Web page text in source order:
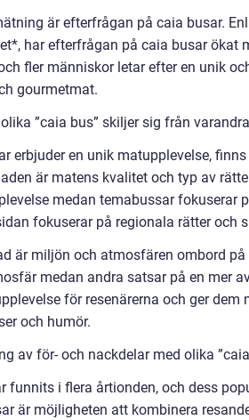
är efterfrågan på caia busar.
har efterfrågan på caia busar ökat
fler människor letar efter en unik
gourmetmat.
”caia bus” skiljer sig från varandra
erbjuder en unik matupplevelse,
är matens kvalitet och typ av
medan temabussar fokuserar
fokuserar på regionala rätter och
är miljön och atmosfären ombord
medan andra satsar på en mer
för resenärerna och ger
och humör.
av för- och nackdelar med olika
funnits i flera årtionden, och dess
är möjligheten att kombinera